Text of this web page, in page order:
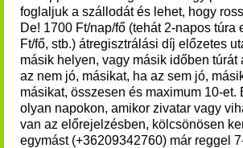
foglaljuk a szállodát és lehet, hogy
De! 1700 Ft/nap/fő (tehát 2-napos túra
Ft/fő, stb.) átregisztrálási díj előzetes
másik helyen, vagy másik időben túrát
az nem jó, másikat, ha az sem jó,
másikat, összesen és maximum 10-et.
olyan napokon, amikor zivatar vagy
van az előrejelzésben, kölcsönösen
egymást (+36209342760) már reggel